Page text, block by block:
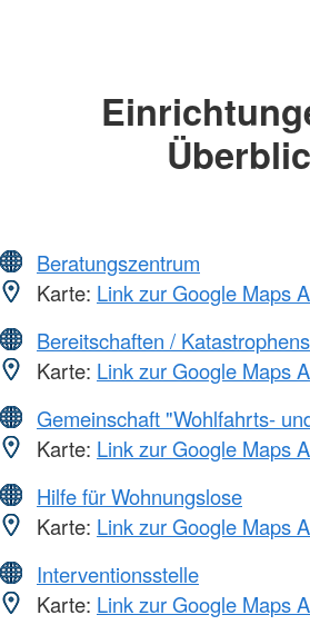
Beratungszentrum
Karte: Link zur Google Maps
Bereitschaften /
Karte: Link zur Google Maps
Gemeinschaft "Wohlfahrts-
Karte: Link zur Google Maps
Hilfe für Wohnungslose
Karte: Link zur Google Maps
Interventionsstelle
Karte: Link zur Google Maps